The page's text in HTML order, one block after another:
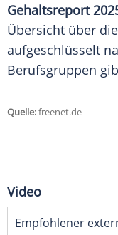
Gehaltsreport
Übersicht über
aufgeschlüsselt
Berufsgruppen
Quelle:freenet.de
Video
Empfohlener